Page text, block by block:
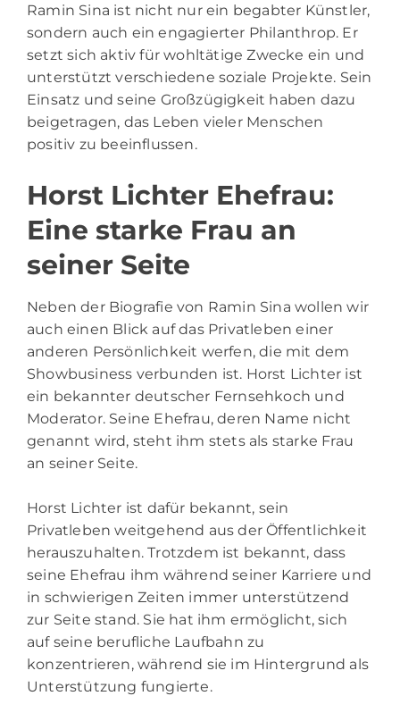
Ramin Sina ist nicht nur ein begabter Künstler,
sondern auch ein engagierter Philanthrop. Er
setzt sich aktiv für wohltätige Zwecke ein und
unterstützt verschiedene soziale Projekte. Sein
Einsatz und seine Großzügigkeit haben dazu
beigetragen, das Leben vieler Menschen
positiv zu beeinflussen.
Horst Lichter Ehefrau:
Eine starke Frau an
seiner Seite
Neben der Biografie von Ramin Sina wollen wir
auch einen Blick auf das Privatleben einer
anderen Persönlichkeit werfen, die mit dem
Showbusiness verbunden ist. Horst Lichter ist
ein bekannter deutscher Fernsehkoch und
Moderator. Seine Ehefrau, deren Name nicht
genannt wird, steht ihm stets als starke Frau
an seiner Seite.
Horst Lichter ist dafür bekannt, sein
Privatleben weitgehend aus der Öffentlichkeit
herauszuhalten. Trotzdem ist bekannt, dass
seine Ehefrau ihm während seiner Karriere und
in schwierigen Zeiten immer unterstützend
zur Seite stand. Sie hat ihm ermöglicht, sich
auf seine berufliche Laufbahn zu
konzentrieren, während sie im Hintergrund als
Unterstützung fungierte.